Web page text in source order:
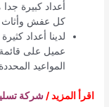
أعداد كبيرة
كل عفش وأثاث
لدينا أعداد
عميل على قائمة
المواعيد المحددة
اقرأ المزيد /شركة